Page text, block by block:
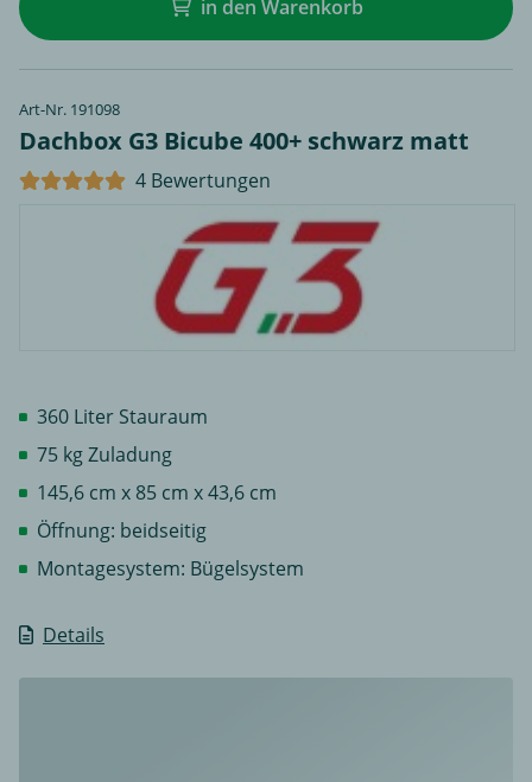
in den Warenkorb
Art-Nr. 191098
Dachbox G3 Bicube 400+ schwarz matt
4 Bewertungen
Details
360 Liter Stauraum
75 kg Zuladung
145,6 cm x 85 cm x 43,6 cm
Öffnung: beidseitig
Montagesystem: Bügelsystem